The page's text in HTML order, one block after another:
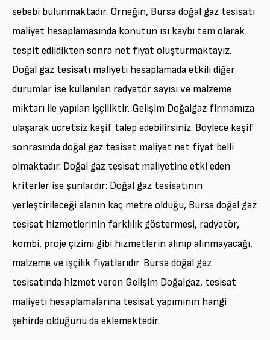
sebebi bulunmaktadır. Örneğin, Bursa doğal gaz tesisatı
maliyet hesaplamasında konutun ısı kaybı tam olarak
tespit edildikten sonra net fiyat oluşturmaktayız.
Doğal gaz tesisatı maliyeti hesaplamada etkili diğer
durumlar ise kullanılan radyatör sayısı ve malzeme
miktarı ile yapılan işçiliktir. Gelişim Doğalgaz firmamıza
ulaşarak ücretsiz keşif talep edebilirsiniz. Böylece keşif
sonrasında doğal gaz tesisat maliyet net fiyat belli
olmaktadır. Doğal gaz tesisat maliyetine etki eden
kriterler ise şunlardır: Doğal gaz tesisatının
yerleştirileceği alanın kaç metre olduğu, Bursa doğal gaz
tesisat hizmetlerinin farklılık göstermesi, radyatör,
kombi, proje çizimi gibi hizmetlerin alınıp alınmayacağı,
malzeme ve işçilik fiyatlarıdır. Bursa doğal gaz
tesisatında hizmet veren Gelişim Doğalgaz, tesisat
maliyeti hesaplamalarına tesisat yapımının hangi
şehirde olduğunu da eklemektedir.